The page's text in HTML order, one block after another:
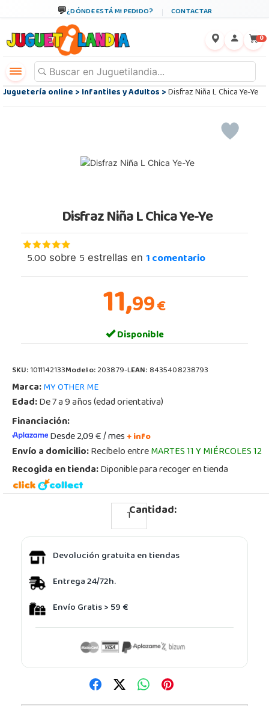
¿DÓNDE ESTÁ MI PEDIDO? CONTACTAR
0
Juguetería online>Infantiles y Adultos>Disfraz Niña L Chica Ye-Ye
Disfraz Niña L Chica Ye-Ye
5.00 sobre 5 estrellas en 1comentario
11,99€
Disponible
SKU:1011142133Modelo:203879-LEAN:8435408238793
Marca:MY OTHER ME
Edad:De 7 a 9 años (edad orientativa)
Financiación:
Desde 2,09 € / mes+ info
Envío a domicilio:Recíbelo entreMARTES 11 Y MIÉRCOLES 12
Recogida en tienda:Diponible para recoger en tienda
Cantidad:
Devolución gratuita en tiendas
Entrega 24/72h.
Envío Gratis > 59 €